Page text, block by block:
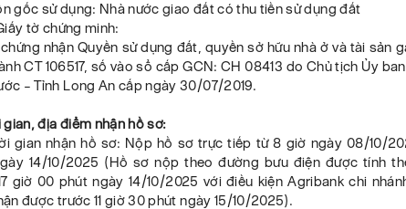
gốc sử dụng: Nhà nước giao đất có thu tiền sử dụng đất
tờ chứng minh:
nhận Quyền sử dụng đất, quyền sở hữu nhà ở và tài sản
CT 106517, số vào sổ cấp GCN: CH 08413 do Chủ tịch Ủy
– Tỉnh Long An cấp ngày 30/07/2019.
gian, địa điểm nhận hồ sơ:
nhận hồ sơ: Nộp hồ sơ trực tiếp từ 8 giờ ngày 08/10/
14/10/2025 (Hồ sơ nộp theo đường bưu điện được tính
giờ 00 phút ngày 14/10/2025 với điều kiện Agribank chi
được trước 11 giờ 30 phút ngày 15/10/2025).